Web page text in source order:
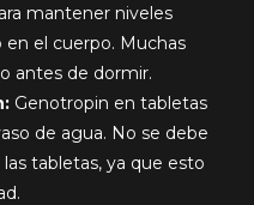
mantener niveles
el cuerpo. Muchas
antes de dormir.
Genotropin en tabletas
de agua. No se debe
tabletas, ya que esto